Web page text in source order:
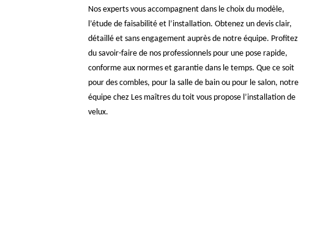
Nos experts vous accompagnent dans le choix du modèle,
l’étude de faisabilité et l’installation. Obtenez un devis clair,
détaillé et sans engagement auprès de notre équipe. Profitez
du savoir-faire de nos professionnels pour une pose rapide,
conforme aux normes et garantie dans le temps. Que ce soit
pour des combles, pour la salle de bain ou pour le salon, notre
équipe chez Les maîtres du toit vous propose l’installation de
velux.